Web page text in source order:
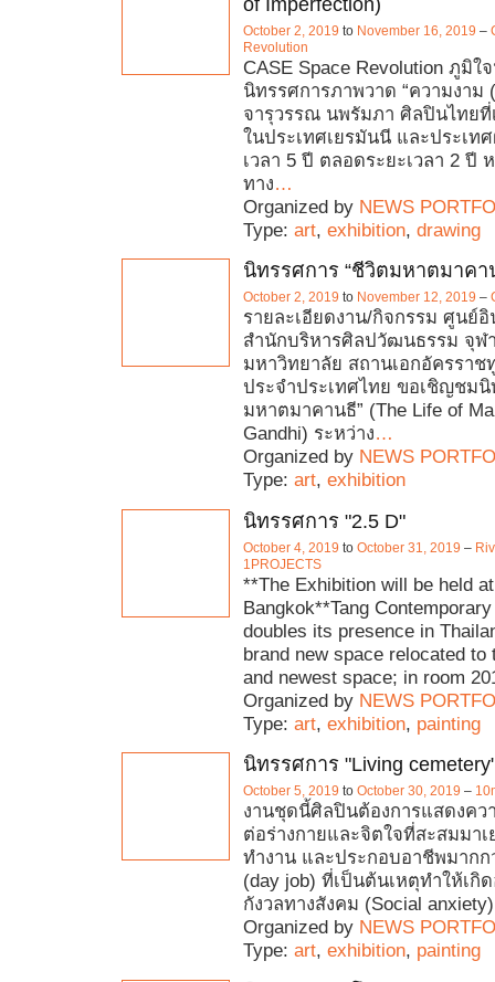
October 2, 2019 to November 16, 2019 –
Revolution
CASE Space Revolution ภูมิใ
นิทรรศการภาพวาด “ความงาม
จารุวรรณ นพรัมภา ศิลปินไทยที่
ในประเทศเยรมันนี และประเท
เวลา 5 ปี ตลอดระยะเวลา 2 ปี
ทาง…
Organized by NEWS
Type: art, exhibition, drawing
นิทรรศการ “ชีวิตมหาตมาคา
October 2, 2019 to November 12, 2019 –
รายละเอียดงาน/กิจกรรม ศูนย์
สำนักบริหารศิลปวัฒนธรรม จุฬ
มหาวิทยาลัย สถานเอกอัครราช
ประจำประเทศไทย ขอเชิญชมนิ
มหาตมาคานธี” (The Life of
Gandhi) ระหว่าง…
Organized by NEWS
Type: art, exhibition
นิทรรศการ "2.5 D"
October 4, 2019 to October 31, 2019 –
1PROJECTS
**The Exhibition will be held
Bangkok**Tang
doubles its presence in
brand new space relocated to
and newest space; in room
Organized by NEWS
Type: art, exhibition, painting
นิทรรศการ "Living
October 5, 2019 to October 30, 2019 –
งานชุดนี้ศิลปินต้องการแสดงคว
ต่อร่างกายและจิตใจที่สะสมมาเ
ทำงาน และประกอบอาชีพมากก
(day job) ที่เป็นต้นเหตุทำให้เกิ
กังวลทางสังคม (Social
Organized by NEWS
Type: art, exhibition, painting